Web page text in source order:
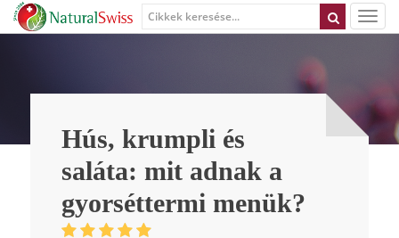
Hús, krumpli és
saláta: mit adnak a
gyorséttermi menük?